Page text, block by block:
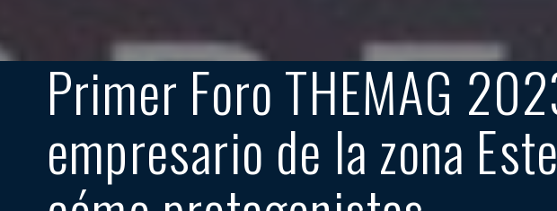
Primer Foro THEMAG
empresario de la zona